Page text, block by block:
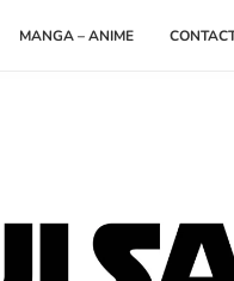
MANGA – ANIME